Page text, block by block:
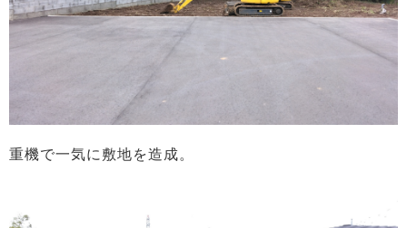
重機で一気に敷地を造成。